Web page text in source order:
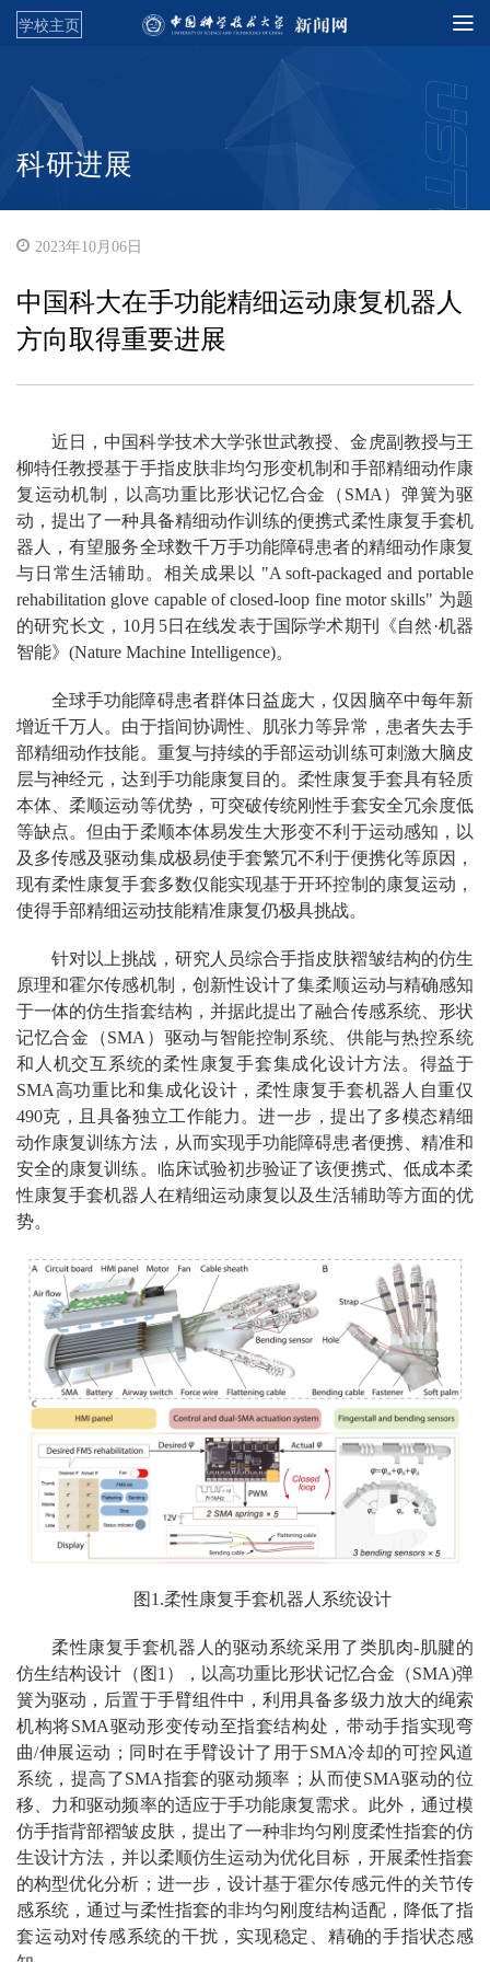
学校主页
科研进展
2023年10月06日
中国科大在手功能精细运动康复机器人
方向取得重要进展
近日，中国科学技术大学张世武教授、金虎副教授与王
柳特任教授基于手指皮肤非均匀形变机制和手部精细动作康
复运动机制，以高功重比形状记忆合金（SMA）弹簧为驱
动，提出了一种具备精细动作训练的便携式柔性康复手套机
器人，有望服务全球数千万手功能障碍患者的精细动作康复
与日常生活辅助。相关成果以 "A soft-packaged and portable
rehabilitation glove capable of closed-loop fine motor skills" 为题
的研究长文，10月5日在线发表于国际学术期刊《自然·机器
智能》(Nature Machine Intelligence)。
全球手功能障碍患者群体日益庞大，仅因脑卒中每年新
增近千万人。由于指间协调性、肌张力等异常，患者失去手
部精细动作技能。重复与持续的手部运动训练可刺激大脑皮
层与神经元，达到手功能康复目的。柔性康复手套具有轻质
本体、柔顺运动等优势，可突破传统刚性手套安全冗余度低
等缺点。但由于柔顺本体易发生大形变不利于运动感知，以
及多传感及驱动集成极易使手套繁冗不利于便携化等原因，
现有柔性康复手套多数仅能实现基于开环控制的康复运动，
使得手部精细运动技能精准康复仍极具挑战。
针对以上挑战，研究人员综合手指皮肤褶皱结构的仿生
原理和霍尔传感机制，创新性设计了集柔顺运动与精确感知
于一体的仿生指套结构，并据此提出了融合传感系统、形状
记忆合金（SMA）驱动与智能控制系统、供能与热控系统
和人机交互系统的柔性康复手套集成化设计方法。得益于
SMA高功重比和集成化设计，柔性康复手套机器人自重仅
490克，且具备独立工作能力。进一步，提出了多模态精细
动作康复训练方法，从而实现手功能障碍患者便携、精准和
安全的康复训练。临床试验初步验证了该便携式、低成本柔
性康复手套机器人在精细运动康复以及生活辅助等方面的优
势。
图1.柔性康复手套机器人系统设计
柔性康复手套机器人的驱动系统采用了类肌肉-肌腱的
仿生结构设计（图1），以高功重比形状记忆合金（SMA)弹
簧为驱动，后置于手臂组件中，利用具备多级力放大的绳索
机构将SMA驱动形变传动至指套结构处，带动手指实现弯
曲/伸展运动；同时在手臂设计了用于SMA冷却的可控风道
系统，提高了SMA指套的驱动频率；从而使SMA驱动的位
移、力和驱动频率的适应于手功能康复需求。此外，通过模
仿手指背部褶皱皮肤，提出了一种非均匀刚度柔性指套的仿
生设计方法，并以柔顺仿生运动为优化目标，开展柔性指套
的构型优化分析；进一步，设计基于霍尔传感元件的关节传
感系统，通过与柔性指套的非均匀刚度结构适配，降低了指
套运动对传感系统的干扰，实现稳定、精确的手指状态感